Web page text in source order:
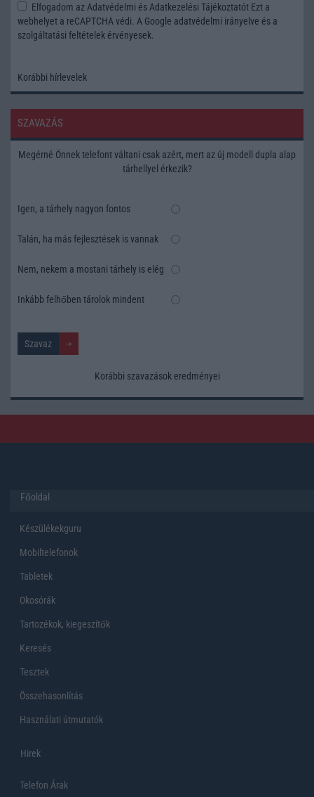
Elfogadom az Adatvédelmi és Adatkezelési Tájékoztatót Ezt a
webhelyet a reCAPTCHA védi. A Google adatvédelmi irányelve és a
szolgáltatási feltételek érvényesek.
Korábbi hírlevelek
SZAVAZÁS
Megérné Önnek telefont váltani csak azért, mert az új modell dupla alap
tárhellyel érkezik?
Igen, a tárhely nagyon fontos
Talán, ha más fejlesztések is vannak
Nem, nekem a mostani tárhely is elég
Inkább felhőben tárolok mindent
Korábbi szavazások eredményei
Főoldal
Készülékekguru
Mobiltelefonok
Tabletek
Okosórák
Tartozékok, kiegeszítők
Keresés
Tesztek
Összehasonlítás
Használati útmutatók
Hirek
Telefon Árak